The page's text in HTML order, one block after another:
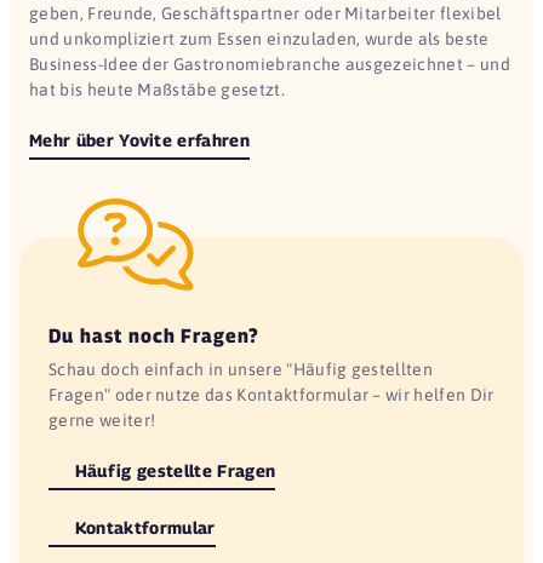
geben, Freunde, Geschäftspartner oder Mitarbeiter flexibel
und unkompliziert zum Essen einzuladen, wurde als beste
Business-Idee der Gastronomiebranche ausgezeichnet – und
hat bis heute Maßstäbe gesetzt.
Mehr über Yovite erfahren
Du hast noch Fragen?
Schau doch einfach in unsere "Häufig gestellten
Fragen" oder nutze das Kontaktformular – wir helfen Dir
gerne weiter!
Häufig gestellte Fragen
Kontaktformular